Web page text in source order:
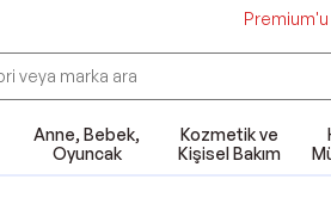
Anne, Bebek,
Oyuncak
Kozmetik ve
Kişisel Bakım